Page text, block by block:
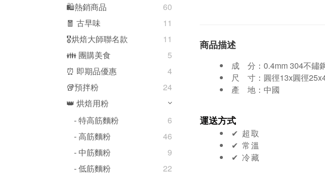
🛍熱銷商品
60
🧧 古早味
11
🎖️烘焙大師聯名款
11
👪 團購美食
5
⏰ 即期品優惠
4
🥡預拌粉
24
👑 烘焙用粉
- 特高筋麵粉
6
- 高筋麵粉
46
- 中筋麵粉
9
- 低筋麵粉
22
商品描述
成 分： 0.4mm 304不鏽
尺
寸： 圓徑13x圓徑
產
地：中國
運送方式
✔︎ 超取
✔︎ 常溫
✔︎ 冷藏